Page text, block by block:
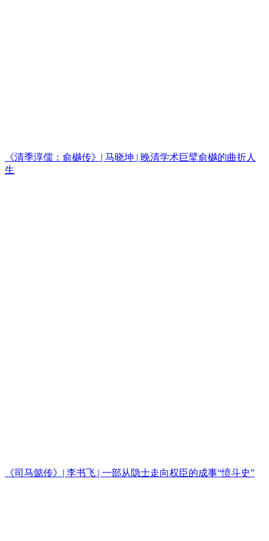
《清季淳儒：俞樾传》| 马晓坤 | 晚清学术巨擘俞樾的曲折人
生
《司马懿传》| 李书飞 | 一部从隐士走向权臣的成事“愤斗史”